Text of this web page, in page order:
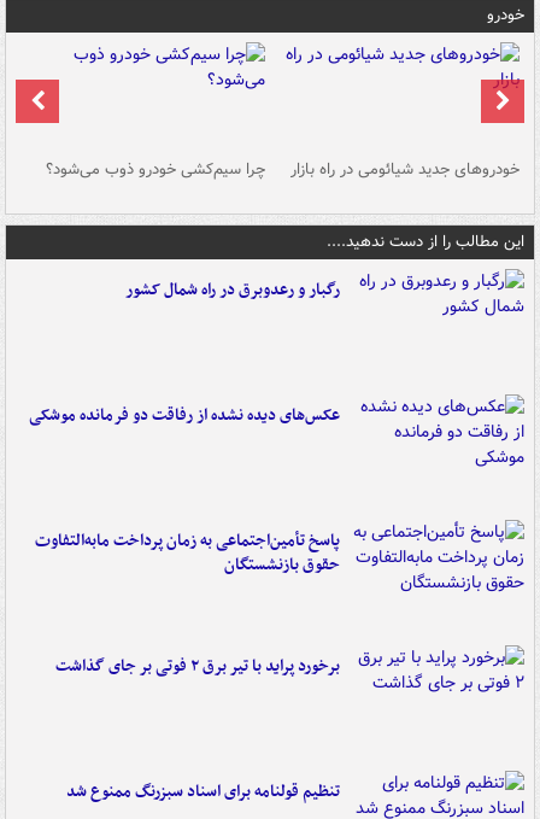
خودرو
خودروهای جدید شیائومی در راه بازار چرا سیم‌کشی خودرو ذوب می‌شود؟
این مطالب را از دست ندهید....
رگبار و رعدوبرق در راه شمال کشور
عکس‌های دیده نشده از رفاقت دو فرمانده‌ موشکی
پاسخ تأمین‌اجتماعی به زمان پرداخت مابه‌التفاوت
حقوق بازنشستگان
برخورد پراید با تیر برق ۲ فوتی بر جای گذاشت
تنظیم قولنامه برای اسناد سبزرنگ ممنوع شد